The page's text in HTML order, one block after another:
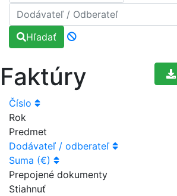
Hľadať
Faktúry
Číslo
Rok
Predmet
Dodávateľ / odberateľ
Suma (€)
Prepojené dokumenty
Stiahnuť